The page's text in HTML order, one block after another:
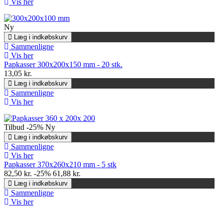
Vis her
Ny
Læg i indkøbskurv
Sammenligne
Vis her
Papkasser 300x200x150 mm - 20 stk.
13,05 kr.
Læg i indkøbskurv
Sammenligne
Vis her
Tilbud -25% Ny
Læg i indkøbskurv
Sammenligne
Vis her
Papkasser 370x260x210 mm - 5 stk
82,50 kr. -25% 61,88 kr.
Læg i indkøbskurv
Sammenligne
Vis her